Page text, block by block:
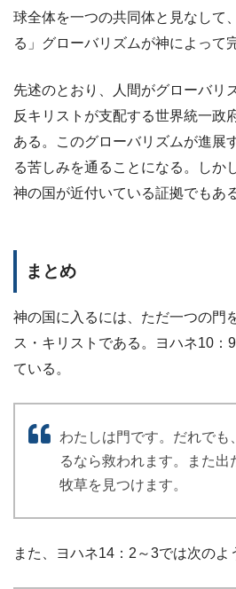
球全体を一つの共同体と見なして
る」グローバリズムが神によって
先述のとおり、人間がグローバリ
反キリストが支配する世界統一政
ある。このグローバリズムが進展
る苦しみを通ることになる。しか
神の国が近付いている証拠でもあ
まとめ
神の国に入るには、ただ一つの門
ス・キリストである。ヨハネ10：
ている。
わたしは門です。だれでも
るなら救われます。また出
牧草を見つけます。
また、ヨハネ14：2～3では次のよ